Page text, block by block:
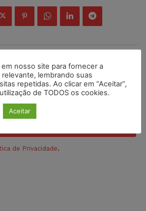
de Privacidade.
nosso site para fornecer a
lembrando suas
repetidas. Ao clicar em “Aceitar”,
de TODOS os cookies.
Aceitar